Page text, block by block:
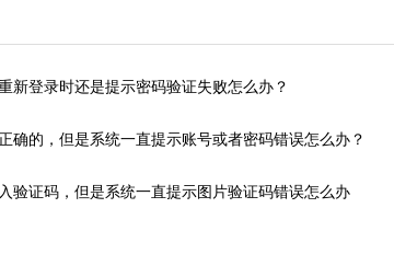
新登录时还是提示密码验证失败怎么办？
确的，但是系统一直提示账号或者密码错误怎么办？
验证码，但是系统一直提示图片验证码错误怎么办